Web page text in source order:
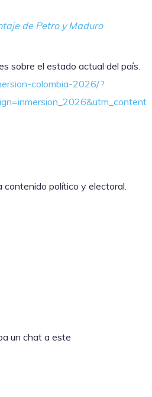
de Petro y Maduro
sobre el estado actual del país.
colombia-2026/?
político y electoral.
un chat a este